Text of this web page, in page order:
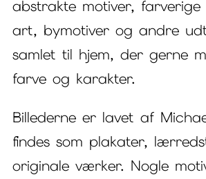
abstrakte motiver,
art, bymotiver og andre
samlet til hjem, der gerne
farve og karakter.
Billederne er lavet af
findes som plakater,
originale værker. Nogle